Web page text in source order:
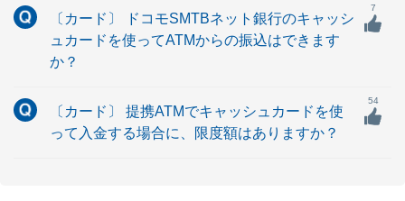
〔カード〕 ドコモSMTBネット銀行のキャッシ
ュカードを使ってATMからの振込はできます
か？
7
〔カード〕 提携ATMでキャッシュカードを使
って入金する場合に、限度額はありますか？
54